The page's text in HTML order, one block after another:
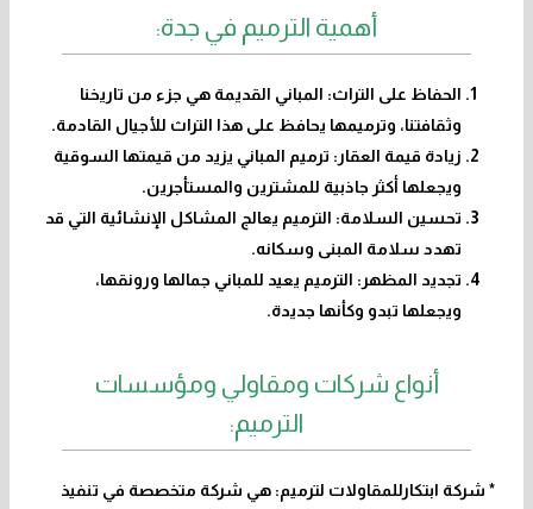
أهمية الترميم في جدة:
الحفاظ على التراث: المباني القديمة هي جزء من تاريخنا
وثقافتنا، وترميمها يحافظ على هذا التراث للأجيال القادمة.
زيادة قيمة العقار: ترميم المباني يزيد من قيمتها السوقية
ويجعلها أكثر جاذبية للمشترين والمستأجرين.
تحسين السلامة: الترميم يعالج المشاكل الإنشائية التي قد
تهدد سلامة المبنى وسكانه.
تجديد المظهر: الترميم يعيد للمباني جمالها ورونقها،
ويجعلها تبدو وكأنها جديدة.
أنواع شركات ومقاولي ومؤسسات
الترميم:
* شركة ابتكارللمقاولات لترميم: هي شركة متخصصة في تنفيذ